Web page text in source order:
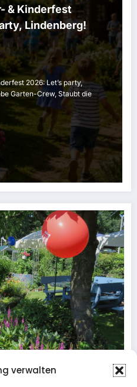
verwalten
& Kinderfest
Lindenberg!
2026: Let’s party,
Garten-Crew, Staubt die